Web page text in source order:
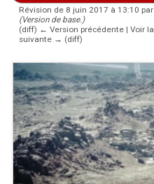
Révision de 8 juin 2017 à 13:10 par
(Version de base.)
(diff) ← Version précédente | Voir
suivante → (diff)